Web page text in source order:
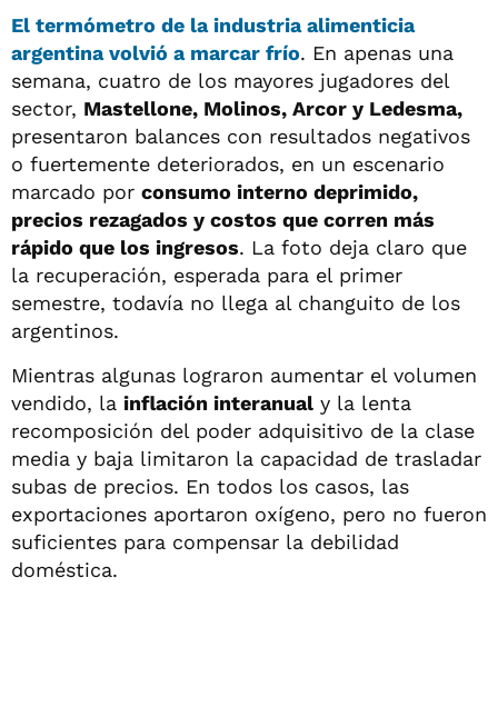
El termómetro de la industria alimenticia
argentina volvió a marcar frío. En apenas una
semana, cuatro de los mayores jugadores del
sector, Mastellone, Molinos, Arcor y Ledesma,
presentaron balances con resultados negativos
o fuertemente deteriorados, en un escenario
marcado por consumo interno deprimido,
precios rezagados y costos que corren más
rápido que los ingresos. La foto deja claro que
la recuperación, esperada para el primer
semestre, todavía no llega al changuito de los
argentinos.
Mientras algunas lograron aumentar el volumen
vendido, la inflación interanual y la lenta
recomposición del poder adquisitivo de la clase
media y baja limitaron la capacidad de trasladar
subas de precios. En todos los casos, las
exportaciones aportaron oxígeno, pero no fueron
suficientes para compensar la debilidad
doméstica.